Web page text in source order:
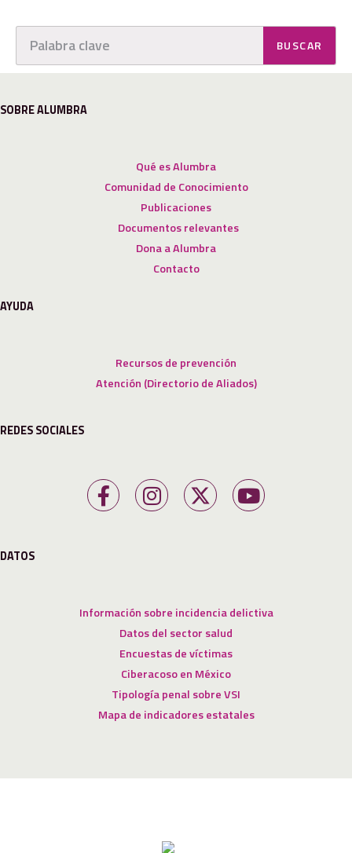
BUSCAR
SOBRE ALUMBRA
Qué es Alumbra
Comunidad de Conocimiento
Publicaciones
Documentos relevantes
Dona a Alumbra
Contacto
AYUDA
Recursos de prevención
Atención (Directorio de Aliados)
REDES SOCIALES
DATOS
Información sobre incidencia delictiva
Datos del sector salud
Encuestas de víctimas
Ciberacoso en México
Tipología penal sobre VSI
Mapa de indicadores estatales